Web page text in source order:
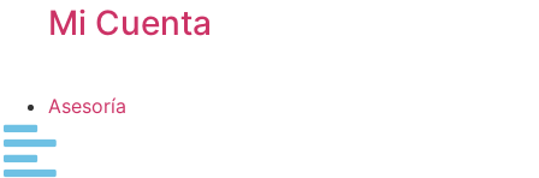
Mi Cuenta
Asesoría